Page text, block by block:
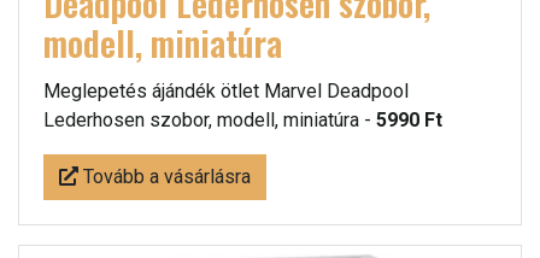
modell, miniatúra
Meglepetés ájándék ötlet Marvel Deadpool
Lederhosen szobor, modell, miniatúra - 5990 Ft
Tovább a vásárlásra